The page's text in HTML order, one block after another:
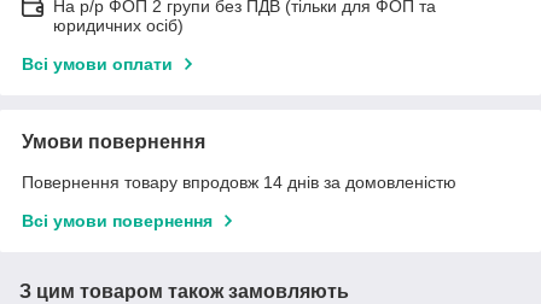
На р/р ФОП 2 групи без ПДВ (тільки для ФОП та
юридичних осіб)
Всі умови оплати
Умови повернення
Повернення товару впродовж 14 днів за домовленістю
Всі умови повернення
З цим товаром також замовляють